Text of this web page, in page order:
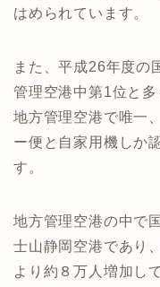
はめられています。
また、平成26年度の
管理空港中第1位と多
地方管理空港で唯一
ー便と自家用機しか
す。
地方管理空港の中で
士山静岡空港であり
より約８万人増加し